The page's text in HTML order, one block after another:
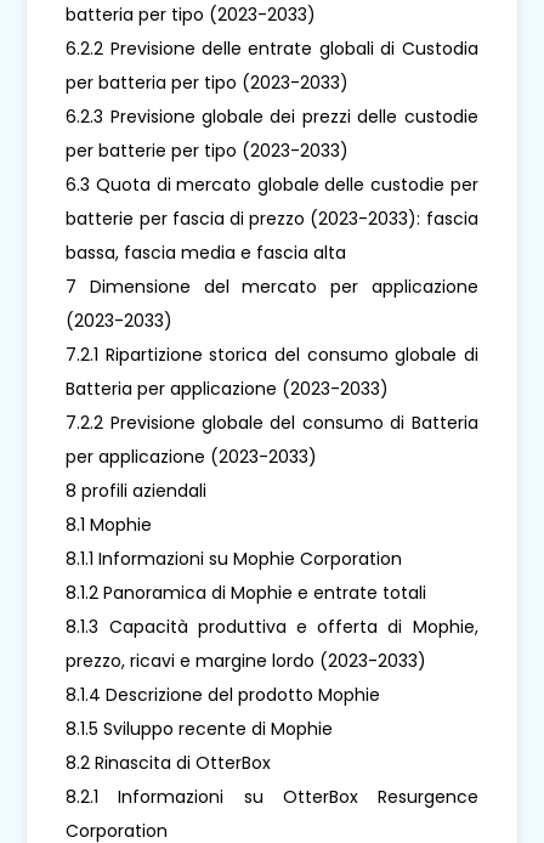
batteria per tipo (2023-2033)
6.2.2 Previsione delle entrate globali di Custodia
per batteria per tipo (2023-2033)
6.2.3 Previsione globale dei prezzi delle custodie
per batterie per tipo (2023-2033)
6.3 Quota di mercato globale delle custodie per
batterie per fascia di prezzo (2023-2033): fascia
bassa, fascia media e fascia alta
7 Dimensione del mercato per applicazione
(2023-2033)
7.2.1 Ripartizione storica del consumo globale di
Batteria per applicazione (2023-2033)
7.2.2 Previsione globale del consumo di Batteria
per applicazione (2023-2033)
8 profili aziendali
8.1 Mophie
8.1.1 Informazioni su Mophie Corporation
8.1.2 Panoramica di Mophie e entrate totali
8.1.3 Capacità produttiva e offerta di Mophie,
prezzo, ricavi e margine lordo (2023-2033)
8.1.4 Descrizione del prodotto Mophie
8.1.5 Sviluppo recente di Mophie
8.2 Rinascita di OtterBox
8.2.1 Informazioni su OtterBox Resurgence
Corporation